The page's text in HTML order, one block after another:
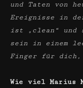
und Taten von
Ereignisse in
ist „clean“ und
sein in einem
Finger für dich,
Wie viel Marius